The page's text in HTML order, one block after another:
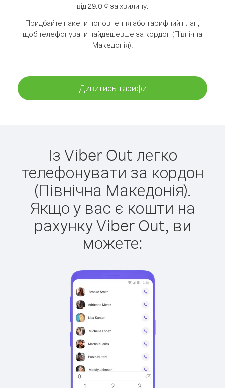
від 29.0 ¢ за хвилину.
Придбайте пакети поповнення або тарифний план,
щоб телефонувати найдешевше за кордон (Північна
Македонія).
Дивитись тарифи
Із Viber Out легко
телефонувати за кордон
(Північна Македонія).
Якщо у вас є кошти на
рахунку Viber Out, ви
можете: